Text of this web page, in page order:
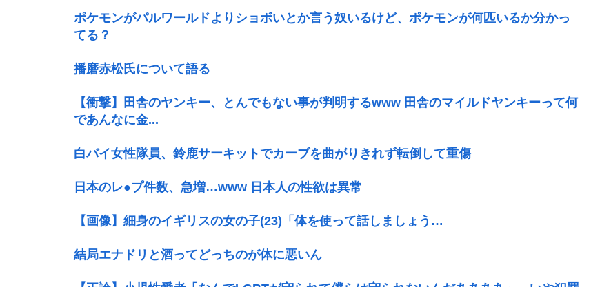
ポケモンがパルワールドよりショボいとか言う奴いるけど、ポケモンが何匹いるか分かっ
てる？
播磨赤松氏について語る
【衝撃】田舎のヤンキー、とんでもない事が判明するwww 田舎のマイルドヤンキーって何
であんなに金...
白バイ女性隊員、鈴鹿サーキットでカーブを曲がりきれず転倒して重傷
日本のレ●プ件数、急増…www 日本人の性欲は異常
【画像】細身のイギリスの女の子(23)「体を使って話しましょう…
結局エナドリと酒ってどっちのが体に悪いん